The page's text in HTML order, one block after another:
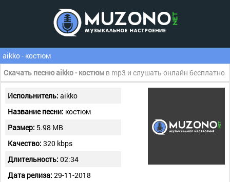
aikko - костюм
Скачать песню aikko - костюм в mp3 и слушать онлайн бесплатно
Испольнитель: aikko
Название песни: костюм
Размер: 5.98 MB
Качество: 320 kbps
Длительность: 02:34
Дата релиза: 29-11-2018